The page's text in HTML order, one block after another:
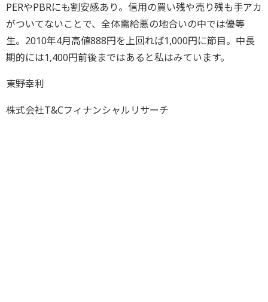
PERやPBRにも割安感あり。信用の買い残や売り残も手アカ
がついてないことで、全体需給悪の地合いの中では優等
生。2010年4月高値888円を上回れば1,000円に節目。中長
期的には1,400円前後まではあると私はみています。
東野幸利
株式会社T&Cフィナンシャルリサーチ